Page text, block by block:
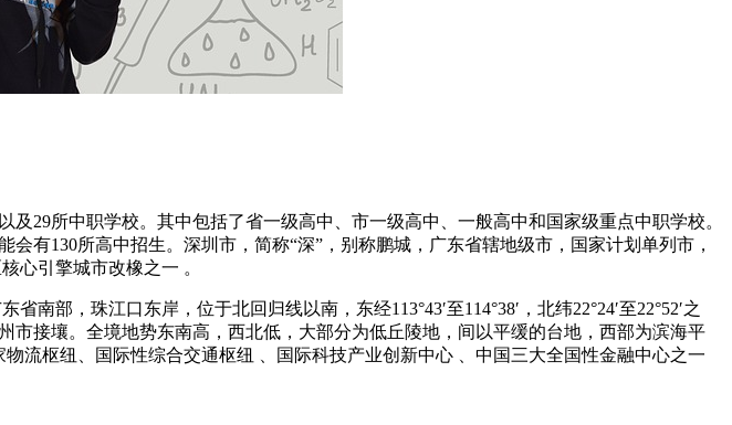
29所中职学校。其中包括了省一级高中、市一级高中、一般高中和国家级重点中职学校。
有130所高中招生。深圳市，简称“深”，别称鹏城，广东省辖地级市，国家计划单列市，
心引擎城市改橡之一 。
部，珠江口东岸，位于北回归线以南，东经113°43′至114°38′，北纬22°24′至22°52′之
接壤。全境地势东南高，西北低，大部分为低丘陵地，间以平缓的台地，西部为滨海平
流枢纽、国际性综合交通枢纽 、国际科技产业创新中心 、中国三大全国性金融中心之一